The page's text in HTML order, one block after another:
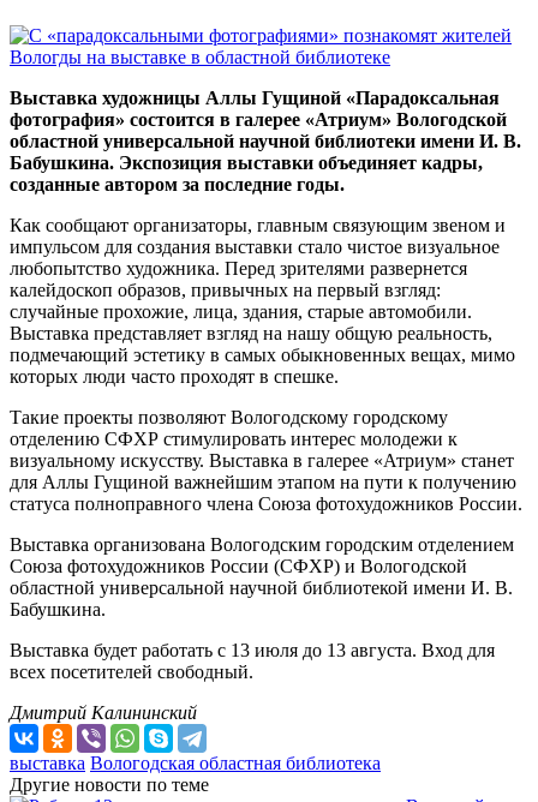
Выставка художницы Аллы Гущиной «Парадоксальная
фотография» состоится в галерее «Атриум» Вологодской
областной универсальной научной библиотеки имени И. В.
Бабушкина. Экспозиция выставки объединяет кадры,
созданные автором за последние годы.
Как сообщают организаторы, главным связующим звеном и
импульсом для создания выставки стало чистое визуальное
любопытство художника. Перед зрителями развернется
калейдоскоп образов, привычных на первый взгляд:
случайные прохожие, лица, здания, старые автомобили.
Выставка представляет взгляд на нашу общую реальность,
подмечающий эстетику в самых обыкновенных вещах, мимо
которых люди часто проходят в спешке.
Такие проекты позволяют Вологодскому городскому
отделению СФХР стимулировать интерес молодежи к
визуальному искусству. Выставка в галерее «Атриум» станет
для Аллы Гущиной важнейшим этапом на пути к получению
статуса полноправного члена Союза фотохудожников России.
Выставка организована Вологодским городским отделением
Союза фотохудожников России (СФХР) и Вологодской
областной универсальной научной библиотекой имени И. В.
Бабушкина.
Выставка будет работать с 13 июля до 13 августа. Вход для
всех посетителей свободный.
Дмитрий Калининский
выставка Вологодская областная библиотека
Другие новости по теме